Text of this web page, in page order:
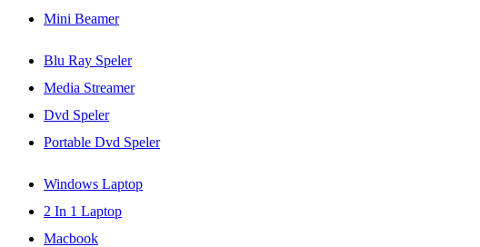
Mini Beamer
Blu Ray Speler
Media Streamer
Dvd Speler
Portable Dvd Speler
Windows Laptop
2 In 1 Laptop
Macbook